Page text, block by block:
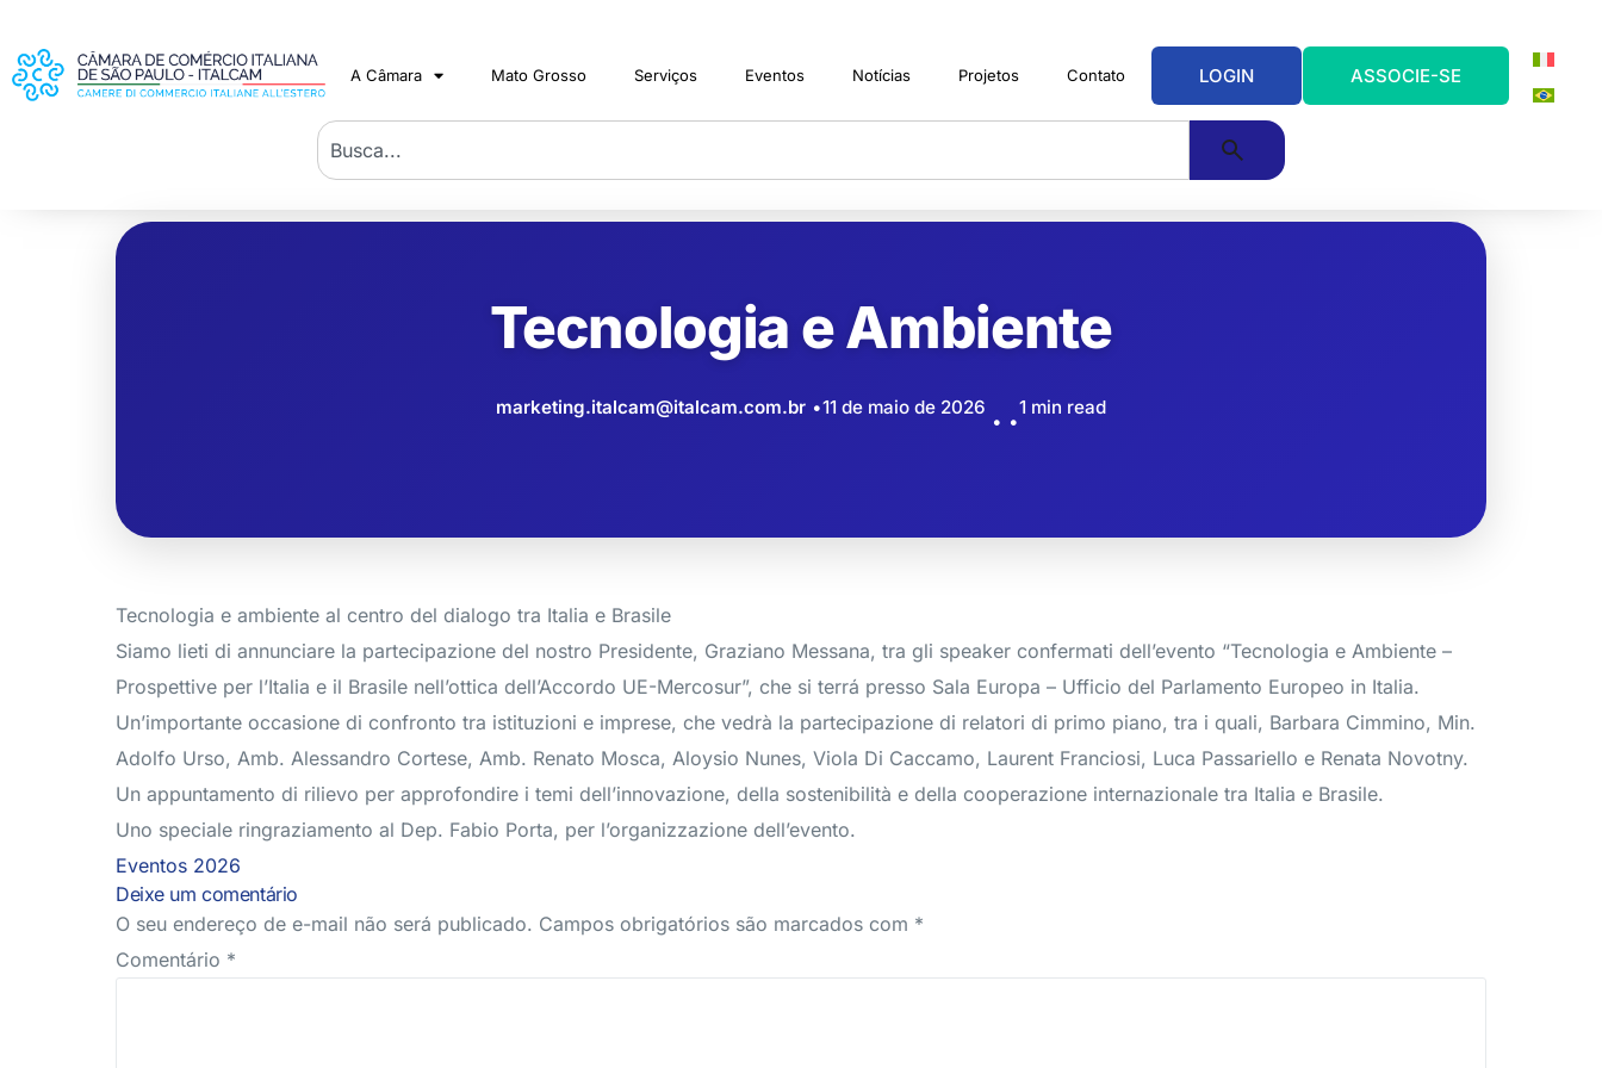
A Câmara Mato Grosso Serviços Eventos Notícias Projetos Contato LOGIN ASSOCIE-SE
Tecnologia e Ambiente
marketing.italcam@italcam.com.br 11 de maio de 2026 1 min read
Tecnologia e ambiente al centro del dialogo tra Italia e Brasile
Siamo lieti di annunciare la partecipazione del nostro Presidente, Graziano Messana, tra gli speaker confermati dell’evento “Tecnologia e Ambiente –
Prospettive per l’Italia e il Brasile nell’ottica dell’Accordo UE-Mercosur”, che si terrá presso Sala Europa – Ufficio del Parlamento Europeo in Italia.
Un’importante occasione di confronto tra istituzioni e imprese, che vedrà la partecipazione di relatori di primo piano, tra i quali, Barbara Cimmino, Min.
Adolfo Urso, Amb. Alessandro Cortese, Amb. Renato Mosca, Aloysio Nunes, Viola Di Caccamo, Laurent Franciosi, Luca Passariello e Renata Novotny.
Un appuntamento di rilievo per approfondire i temi dell’innovazione, della sostenibilità e della cooperazione internazionale tra Italia e Brasile.
Uno speciale ringraziamento al Dep. Fabio Porta, per l’organizzazione dell’evento.
Eventos 2026
Deixe um comentário
O seu endereço de e-mail não será publicado. Campos obrigatórios são marcados com *
Comentário *